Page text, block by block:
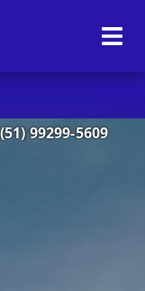
(51) 99299-5609